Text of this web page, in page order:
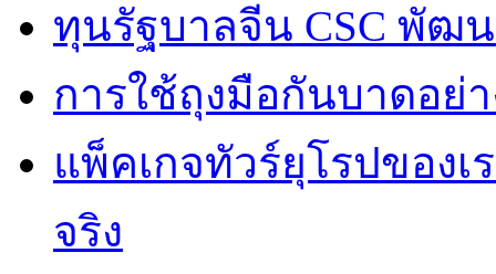
ทุนรัฐบาลจีน CSC พัฒ
การใช้ถุงมือกันบาดอย่
แพ็คเกจทัวร์ยุโรปของ
จริง